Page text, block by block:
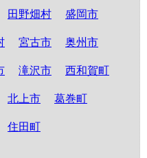
田野畑村 盛岡市
宮古市 奥州市
滝沢市 西和賀町
北上市 葛巻町
住田町